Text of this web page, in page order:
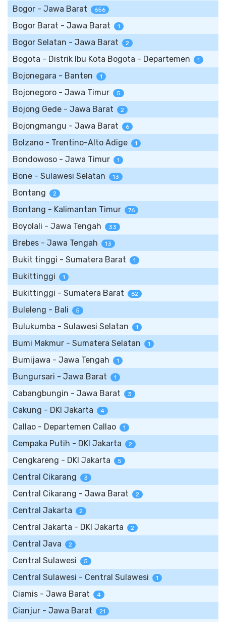
Bogor - Jawa Barat 656
Bogor Barat - Jawa Barat 1
Bogor Selatan - Jawa Barat 2
Bogota - Distrik Ibu Kota Bogota - Departemen 1
Bojonegara - Banten 1
Bojonegoro - Jawa Timur 5
Bojong Gede - Jawa Barat 2
Bojongmangu - Jawa Barat 6
Bolzano - Trentino-Alto Adige 1
Bondowoso - Jawa Timur 1
Bone - Sulawesi Selatan 13
Bontang 2
Bontang - Kalimantan Timur 76
Boyolali - Jawa Tengah 33
Brebes - Jawa Tengah 13
Bukit tinggi - Sumatera Barat 1
Bukittinggi 1
Bukittinggi - Sumatera Barat 62
Buleleng - Bali 5
Bulukumba - Sulawesi Selatan 1
Bumi Makmur - Sumatera Selatan 1
Bumijawa - Jawa Tengah 1
Bungursari - Jawa Barat 1
Cabangbungin - Jawa Barat 3
Cakung - DKI Jakarta 4
Callao - Departemen Callao 1
Cempaka Putih - DKI Jakarta 2
Cengkareng - DKI Jakarta 5
Central Cikarang 3
Central Cikarang - Jawa Barat 2
Central Jakarta 2
Central Jakarta - DKI Jakarta 2
Central Java 2
Central Sulawesi 5
Central Sulawesi - Central Sulawesi 1
Ciamis - Jawa Barat 4
Cianjur - Jawa Barat 21